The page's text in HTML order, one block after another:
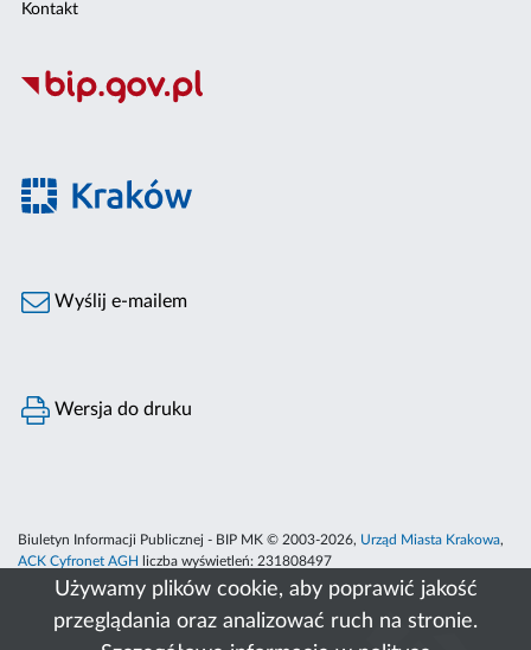
Używamy plików cookie, aby poprawić jakość
przeglądania oraz analizować ruch na stronie.
Kontakt
Wyślij e-mailem
Wersja do druku
Biuletyn Informacji Publicznej - BIP MK © 2003-2026, Urząd Miasta Krakowa,
ACK Cyfronet AGH
liczba wyświetleń: 231808497